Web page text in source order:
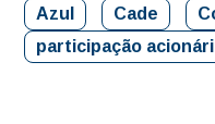
Azul Cade
participação acionári